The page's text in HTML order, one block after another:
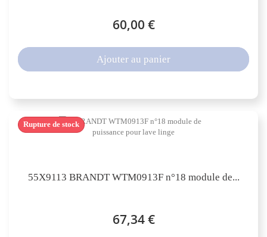
60,00 €
Ajouter au panier
55X9113 BRANDT WTM0913F n°18 module de...
67,34 €
Rupture de stock